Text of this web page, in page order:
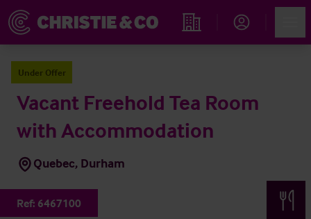
Propiedades
Under Offer
Vacant Freehold Tea Room
with Accommodation
Quebec, Durham
Ref: 6467100